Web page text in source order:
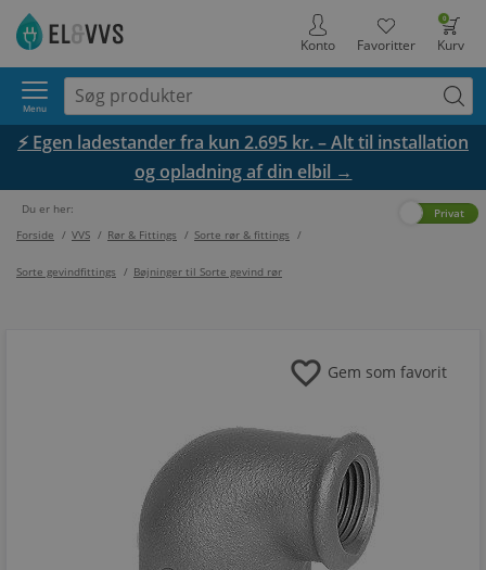
0
Kurv
Favoritter
Konto
Menu
⚡ Egen ladestander fra kun 2.695 kr. – Alt til installation
og opladning af din elbil →
Du er her:
Forside / VVS / Rør & Fittings / Sorte rør & fittings /
Sorte gevindfittings / Bøjninger til Sorte gevind rør
Privat
favorite Gem som favorit